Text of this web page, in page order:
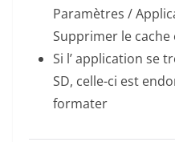
Paramètres /
Supprimer le cache
Si l’ application se
SD, celle-ci est
formater